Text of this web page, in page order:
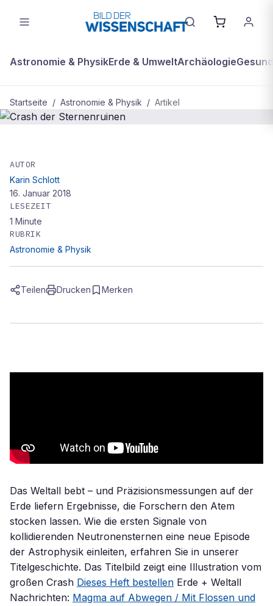
Astronomie & PhysikErde & UmweltArchäologie
Startseite / Astronomie & Physik / Artikel
Crash der Sternenruinen
AUTOR
Karin Schlott
16. Januar 2018
LESEZEIT
1 Minute
RUBRIK
Astronomie & Physik
Teilen Drucken Merken
Das Weltall bebt – und Präzisionsmessungen auf der
Erde liefern Ergebnisse, die Forschern den Atem
stocken lassen. Wie die ersten Signale von
kollidierenden Neutronensternen eine neue Episode
der Astrophysik einleiten, erfahren Sie in unserer
Titelgeschichte. Das Titelbild zeigt eine Illustration vom
großen Crash Dieses Heft bestellen Erde + Weltall
Nachrichten: Magma auf Abwegen / Mit Flossen und